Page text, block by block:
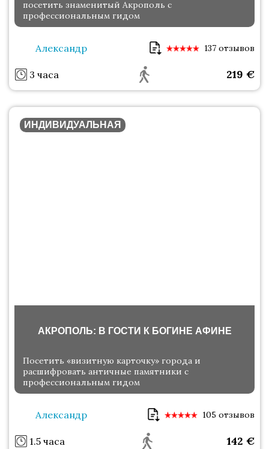
посетить знаменитый Акрополь с
профессиональным гидом
Александр 137 отзывов
3 часа 219 €
ИНДИВИДУАЛЬНАЯ
АКРОПОЛЬ: В ГОСТИ К БОГИНЕ АФИНЕ
Посетить «визитную карточку» города и
расшифровать античные памятники с
профессиональным гидом
Александр 105 отзывов
1.5 часа 142 €